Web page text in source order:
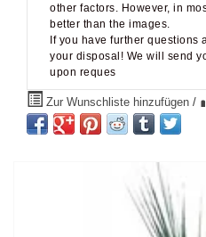
other factors. However, in
better than the images.
If you have further questions
your disposal! We will send
upon reques
Zur Wunschliste hinzufügen /